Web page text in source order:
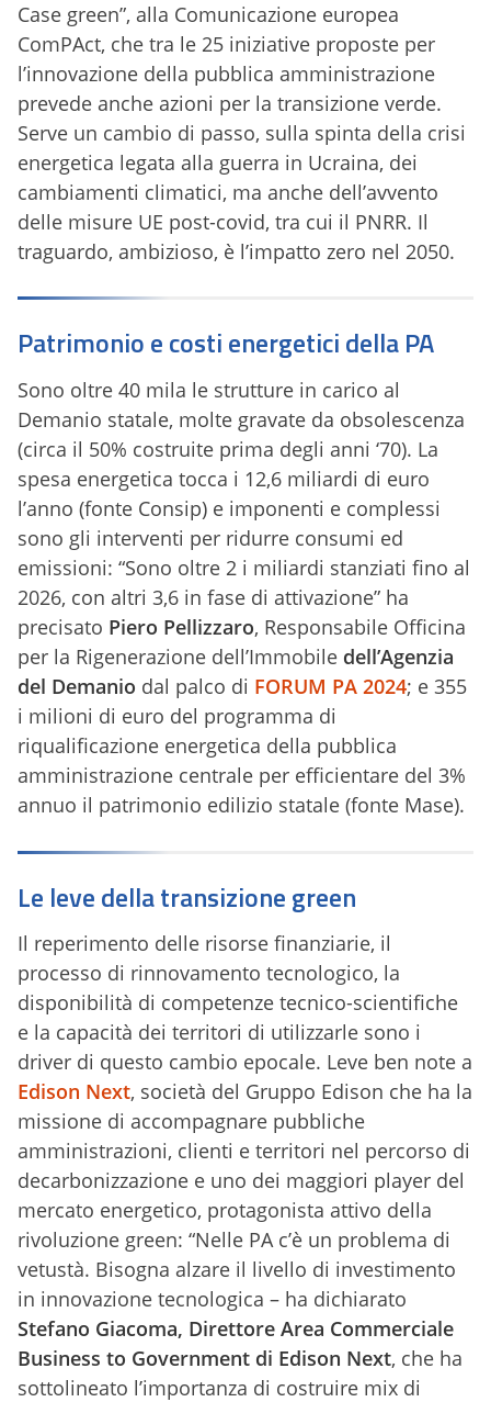
Case green”, alla Comunicazione europea
ComPAct, che tra le 25 iniziative proposte per
l’innovazione della pubblica amministrazione
prevede anche azioni per la transizione verde.
Serve un cambio di passo, sulla spinta della crisi
energetica legata alla guerra in Ucraina, dei
cambiamenti climatici, ma anche dell’avvento
delle misure UE post-covid, tra cui il PNRR. Il
traguardo, ambizioso, è l’impatto zero nel 2050.
Patrimonio e costi energetici della PA
Sono oltre 40 mila le strutture in carico al
Demanio statale, molte gravate da obsolescenza
(circa il 50% costruite prima degli anni ‘70). La
spesa energetica tocca i 12,6 miliardi di euro
l’anno (fonte Consip) e imponenti e complessi
sono gli interventi per ridurre consumi ed
emissioni: “Sono oltre 2 i miliardi stanziati fino al
2026, con altri 3,6 in fase di attivazione” ha
precisato Piero Pellizzaro, Responsabile Officina
per la Rigenerazione dell’Immobile dell’Agenzia
del Demanio dal palco di FORUM PA 2024; e 355
i milioni di euro del programma di
riqualificazione energetica della pubblica
amministrazione centrale per efficientare del 3%
annuo il patrimonio edilizio statale (fonte Mase).
Le leve della transizione green
Il reperimento delle risorse finanziarie, il
processo di rinnovamento tecnologico, la
disponibilità di competenze tecnico-scientifiche
e la capacità dei territori di utilizzarle sono i
driver di questo cambio epocale. Leve ben note a
Edison Next, società del Gruppo Edison che ha la
missione di accompagnare pubbliche
amministrazioni, clienti e territori nel percorso di
decarbonizzazione e uno dei maggiori player del
mercato energetico, protagonista attivo della
rivoluzione green: “Nelle PA c’è un problema di
vetustà. Bisogna alzare il livello di investimento
in innovazione tecnologica – ha dichiarato
Stefano Giacoma, Direttore Area Commerciale
Business to Government di Edison Next, che ha
sottolineato l’importanza di costruire mix di